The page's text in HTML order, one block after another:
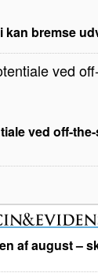
bremse
ved off-
af august –